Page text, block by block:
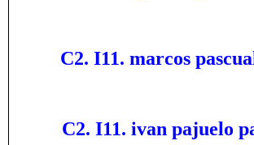
C2. I11. marcos
C2. I11. ivan pajuelo